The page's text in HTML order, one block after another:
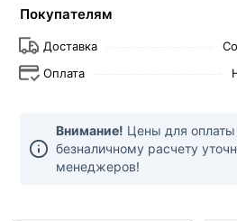
Покупателям
Доставка
Оплата
Внимание! Цены для оплаты
безналичному расчету
менеджеров!